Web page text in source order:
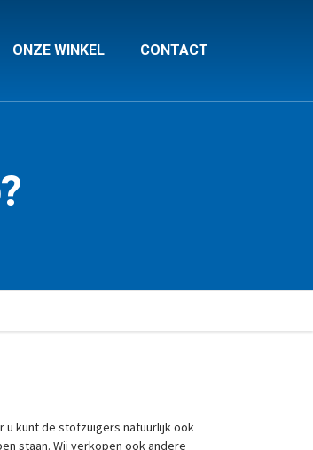
ONZE WINKEL CONTACT
u kunt de stofzuigers natuurlijk ook
staan. Wij verkopen ook andere